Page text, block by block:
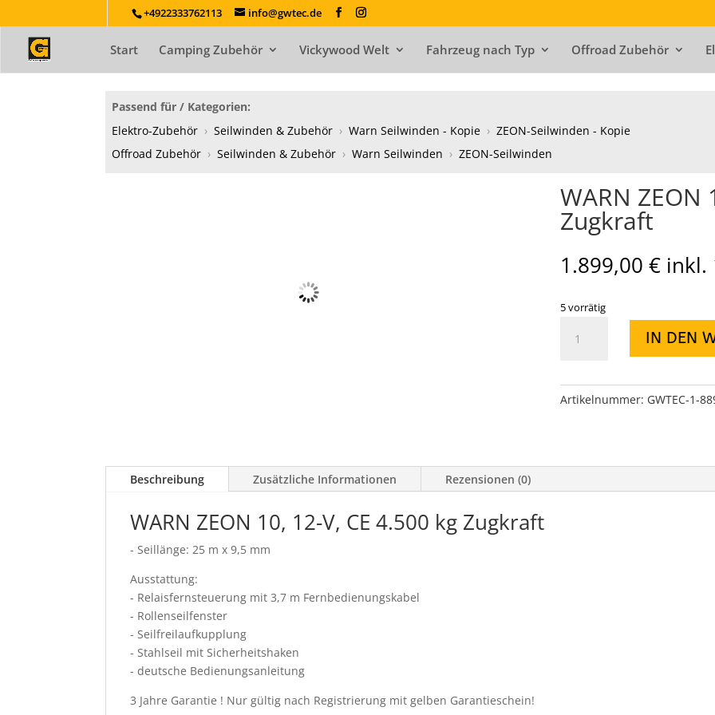
+4922333762113 info@gwtec.de
Start Camping Zubehör Vickywood Welt Fahrzeug nach Typ Offroad Zubehör
Passend für / Kategorien:
Elektro-Zubehör › Seilwinden & Zubehör › Warn Seilwinden - Kopie › ZEON-Seilwinden - Kopie
Offroad Zubehör › Seilwinden & Zubehör › Warn Seilwinden › ZEON-Seilwinden
WARN ZEON
Zugkraft
1.899,00 € inkl.
5 vorrätig
ZEON
V,
Zugkraft
Menge
IN DEN
Artikelnummer: GWTEC-1-
Beschreibung Zusätzliche Informationen Rezensionen (0)
WARN ZEON 10, 12-V, CE 4.500 kg Zugkraft
- Seillänge: 25 m x 9,5 mm
Ausstattung:
- Relaisfernsteuerung mit 3,7 m Fernbedienungskabel
- Rollenseilfenster
- Seilfreilaufkupplung
- Stahlseil mit Sicherheitshaken
- deutsche Bedienungsanleitung
3 Jahre Garantie ! Nur gültig nach Registrierung mit gelben Garantieschein!